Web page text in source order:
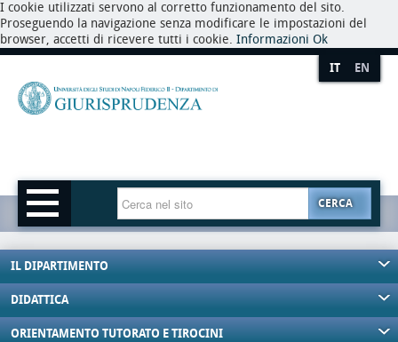
I cookie utilizzati servono al corretto funzionamento del sito.
Proseguendo la navigazione senza modificare le impostazioni del
browser, accetti di ricevere tutti i cookie. Informazioni Ok
IT EN
CERCA
IL DIPARTIMENTO
DIDATTICA
ORIENTAMENTO TUTORATO E TIROCINI